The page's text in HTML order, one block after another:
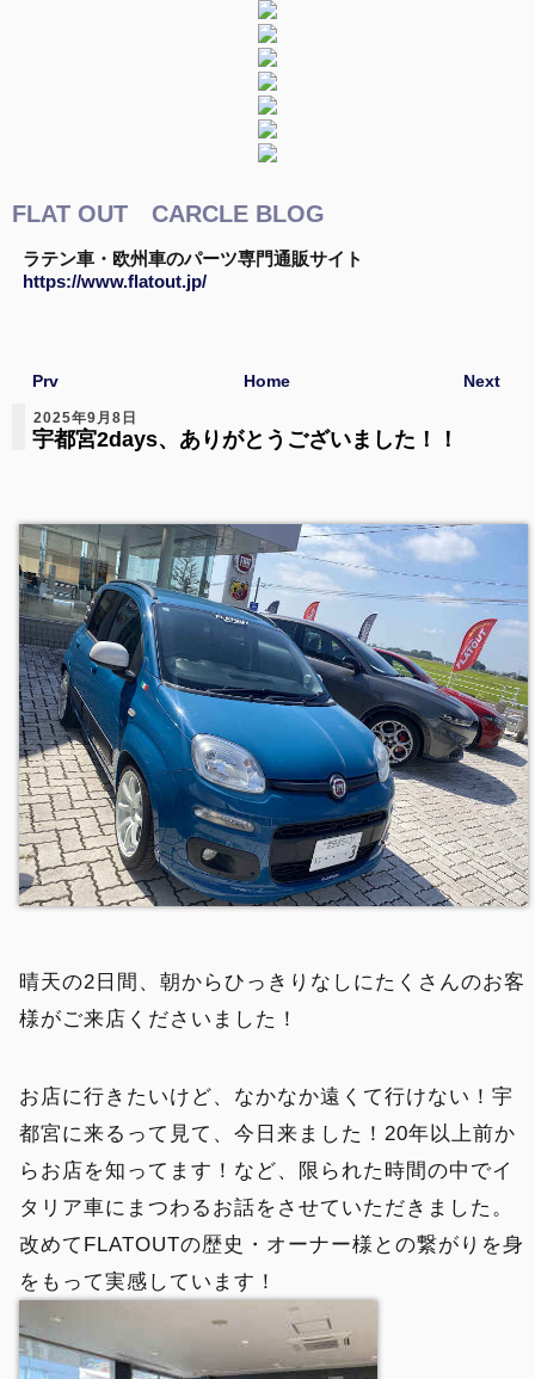
FLAT OUT CARCLE BLOG
ラテン車・欧州車のパーツ専門通販サイト
https://www.flatout.jp/
Next
Prv Home
2025年9月8日
宇都宮2days、ありがとうございました！！
晴天の2日間、朝からひっきりなしにたくさんのお客
様がご来店くださいました！
お店に行きたいけど、なかなか遠くて行けない！宇
都宮に来るって見て、今日来ました！20年以上前か
らお店を知ってます！など、限られた時間の中でイ
タリア車にまつわるお話をさせていただきました。
改めてFLATOUTの歴史・オーナー様との繋がりを身
をもって実感しています！